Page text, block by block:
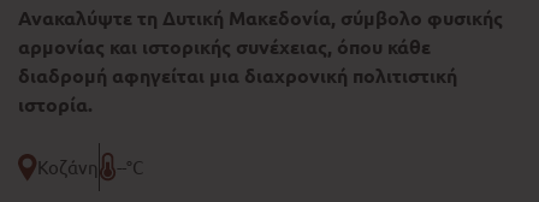
Ανακαλύψτε τη Δυτική Μακεδονία, σύμβολο φυσικής
αρμονίας και ιστορικής συνέχειας, όπου κάθε
διαδρομή αφηγείται μια διαχρονική πολιτιστική
ιστορία.
Κοζάνη --°C